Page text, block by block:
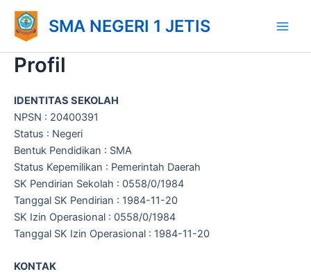
Lewati
konten
SMA NEGERI 1 JETIS
Profil
IDENTITAS SEKOLAH
NPSN : 20400391
Status : Negeri
Bentuk Pendidikan : SMA
Status Kepemilikan : Pemerintah Daerah
SK Pendirian Sekolah : 0558/0/1984
Tanggal SK Pendirian : 1984-11-20
SK Izin Operasional : 0558/0/1984
Tanggal SK Izin Operasional : 1984-11-20
KONTAK